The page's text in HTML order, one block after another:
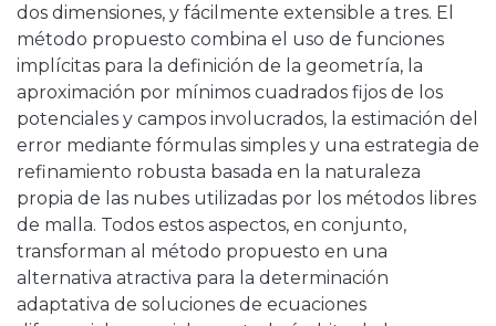
dos dimensiones, y fácilmente extensible a tres. El
método propuesto combina el uso de funciones
implícitas para la definición de la geometría, la
aproximación por mínimos cuadrados fijos de los
potenciales y campos involucrados, la estimación del
error mediante fórmulas simples y una estrategia de
refinamiento robusta basada en la naturaleza
propia de las nubes utilizadas por los métodos libres
de malla. Todos estos aspectos, en conjunto,
transforman al método propuesto en una
alternativa atractiva para la determinación
adaptativa de soluciones de ecuaciones